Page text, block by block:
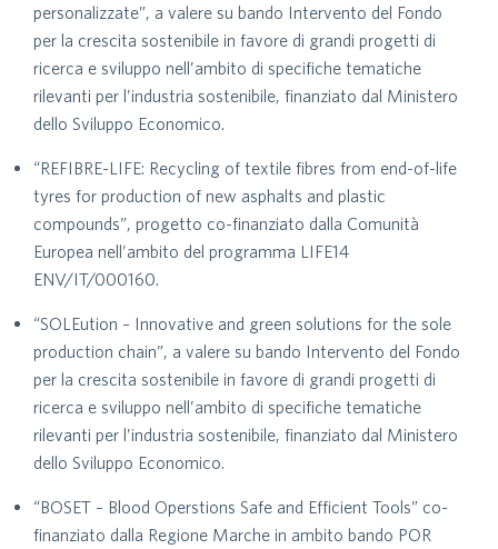
personalizzate”, a valere su bando Intervento del Fondo
per la crescita sostenibile in favore di grandi progetti di
ricerca e sviluppo nell’ambito di specifiche tematiche
rilevanti per l’industria sostenibile, finanziato dal Ministero
dello Sviluppo Economico.
“REFIBRE-LIFE: Recycling of textile fibres from end-of-life
tyres for production of new asphalts and plastic
compounds”, progetto co-finanziato dalla Comunità
Europea nell’ambito del programma LIFE14
ENV/IT/000160.
“SOLEution – Innovative and green solutions for the sole
production chain”, a valere su bando Intervento del Fondo
per la crescita sostenibile in favore di grandi progetti di
ricerca e sviluppo nell’ambito di specifiche tematiche
rilevanti per l’industria sostenibile, finanziato dal Ministero
dello Sviluppo Economico.
“BOSET – Blood Operstions Safe and Efficient Tools” co-
finanziato dalla Regione Marche in ambito bando POR